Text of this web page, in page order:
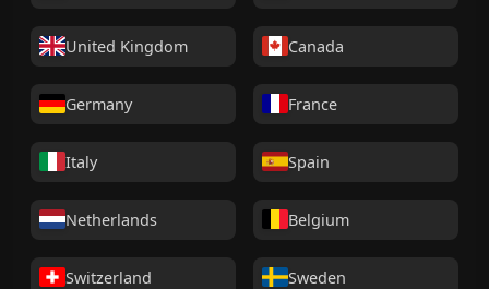
United Kingdom Canada
Germany France
Italy Spain
Netherlands Belgium
Switzerland Sweden